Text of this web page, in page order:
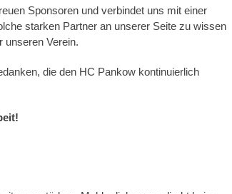
Sponsoren und verbindet uns mit einer
starken Partner an unserer Seite zu wissen
unseren Verein.
die den HC Pankow kontinuierlich